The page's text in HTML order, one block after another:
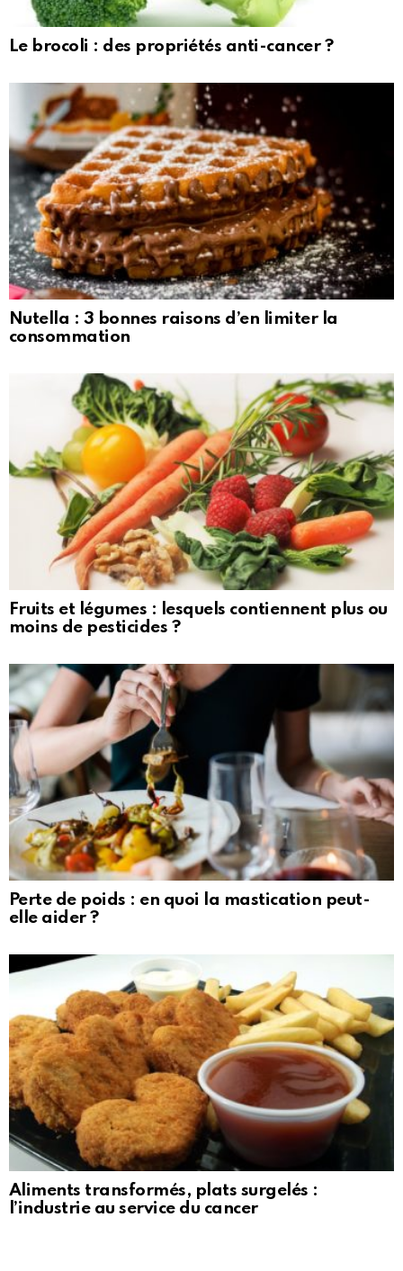
Le brocoli : des propriétés anti-cancer ?
Nutella : 3 bonnes raisons d’en limiter la
consommation
Fruits et légumes : lesquels contiennent plus ou
moins de pesticides ?
Perte de poids : en quoi la mastication peut-
elle aider ?
Aliments transformés, plats surgelés :
l’industrie au service du cancer